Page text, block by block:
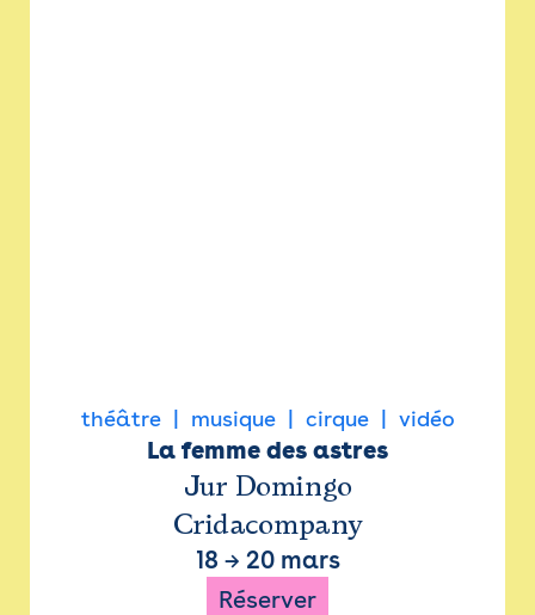
théâtre musique cirque vidéo
La femme des astres
Jur Domingo
Cridacompany
18 → 20 mars
Réserver